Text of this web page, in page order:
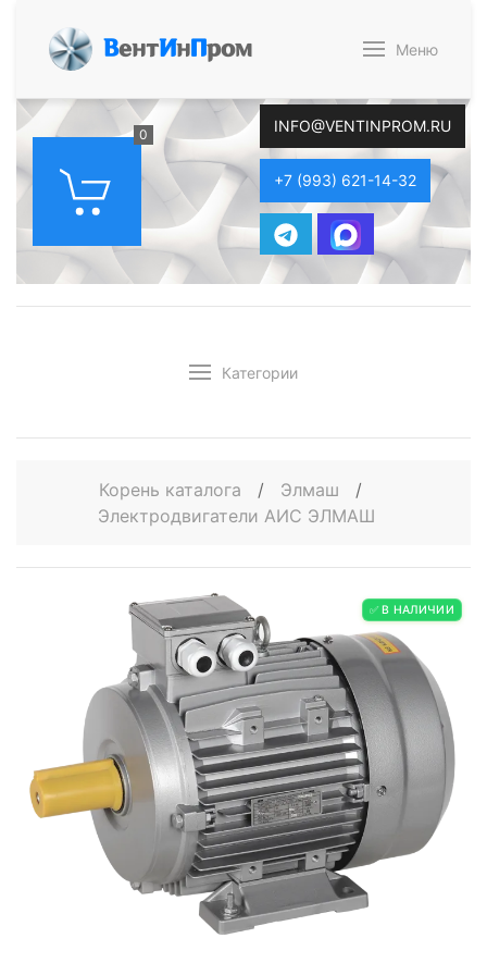
ВентИнПром Меню
0 INFO@VENTINPROM.RU
+7 (993) 621-14-32
Категории
Корень каталога / Элмаш
/
Электродвигатели АИС ЭЛМАШ
✅ В НАЛИЧИИ